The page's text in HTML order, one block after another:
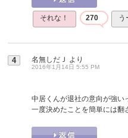
それな！ 270 う
4 名無しだＪ より
2016年1月14日 5:55 PM
中居くんが退社の意向が強い
一度決めたことを簡単には翻